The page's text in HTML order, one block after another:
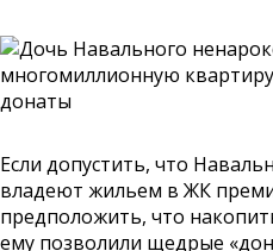
Если допустить, что
владеют жильем в ЖК
предположить, что
ему позволили щедрые